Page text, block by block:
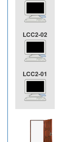
LCC2-02
LCC2-01